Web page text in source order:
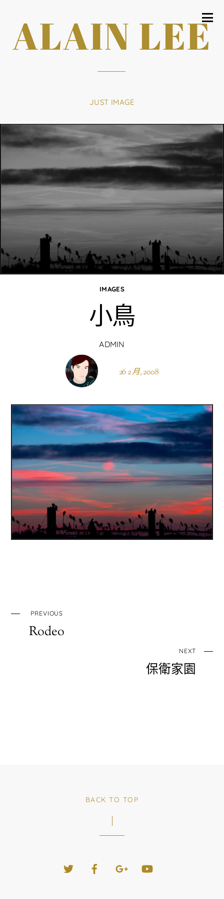
ALAIN LEE
JUST IMAGE
IMAGES
小鳥
ADMIN
26 2 月, 2008
PREVIOUS
Rodeo
NEXT
保衛家園
BACK TO TOP
Twitter Facebook
Google+